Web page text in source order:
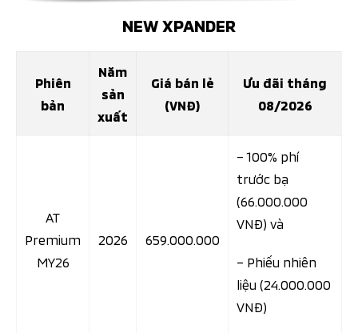
NEW XPANDER
Phiên
bản
Năm
sản
xuất
Giá bán lẻ
(VNĐ)
Ưu đãi tháng
08/2026
AT
Premium
MY26
2026 659.000.000
– 100% phí
trước bạ
(66.000.000
VNĐ) và
– Phiếu nhiên
liệu (24.000.000
VNĐ)